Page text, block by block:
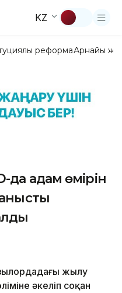
KZ
реформаАрнайы
адам өмірін
жылу
әкеліп соқан